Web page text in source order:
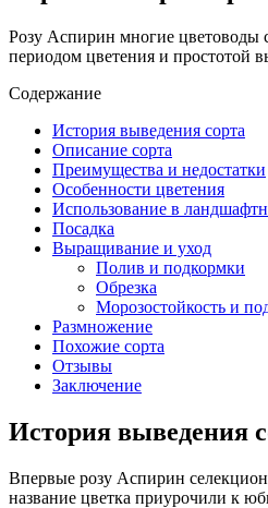
Розу Аспирин многие цветоводы
периодом цветения и простотой
Содержание
История выведения сорта
Описание сорта
Преимущества и недостатки
Особенности цветения
Использование в
Посадка
Выращивание и уход
Полив и подкормки
Обрезка
Морозостойкость и
Размножение
Похожие сорта
Отзывы
Заключение
История выведения
Впервые розу Аспирин
название цветка приурочили к